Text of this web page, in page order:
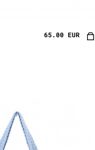
65.00 EUR